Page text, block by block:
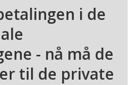
i de
- nå må de
til de private